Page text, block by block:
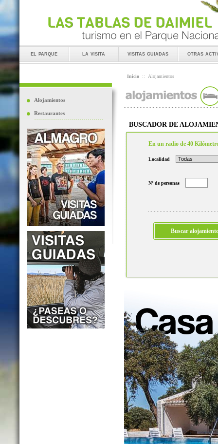
el parque la visita visitas guiadas otras
Alojamientos
Restaurantes
Inicio :: Alojamientos
BUSCADOR DE
En un radio de 40
Localidad
Nº de personas